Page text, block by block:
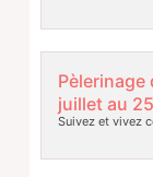
Pèlerinage
juillet au
Suivez et vivez